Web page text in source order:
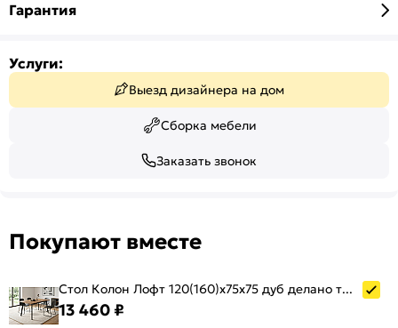
Гарантия
Услуги:
Выезд дизайнера на дом
Сборка мебели
Заказать звонок
Покупают вместе
Стол Колон Лофт 120(160)х75х75 дуб делано темный/матовый черный
13 460 ₽